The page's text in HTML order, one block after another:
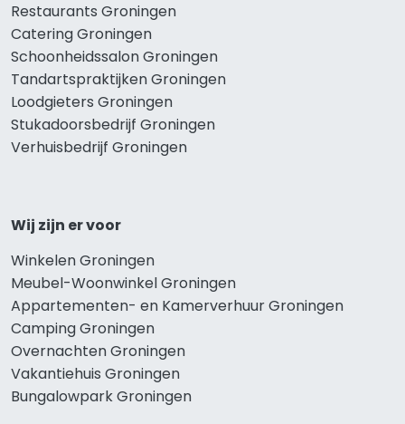
Restaurants Groningen
Catering Groningen
Schoonheidssalon Groningen
Tandartspraktijken Groningen
Loodgieters Groningen
Stukadoorsbedrijf Groningen
Verhuisbedrijf Groningen
Wij zijn er voor
Winkelen Groningen
Meubel-Woonwinkel Groningen
Appartementen- en Kamerverhuur Groningen
Camping Groningen
Overnachten Groningen
Vakantiehuis Groningen
Bungalowpark Groningen